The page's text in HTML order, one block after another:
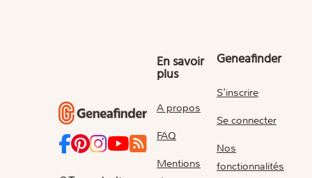
En savoir
plus
A propos
FAQ
Mentions
Geneafinder
S'inscrire
Se connecter
Nos
fonctionnalités